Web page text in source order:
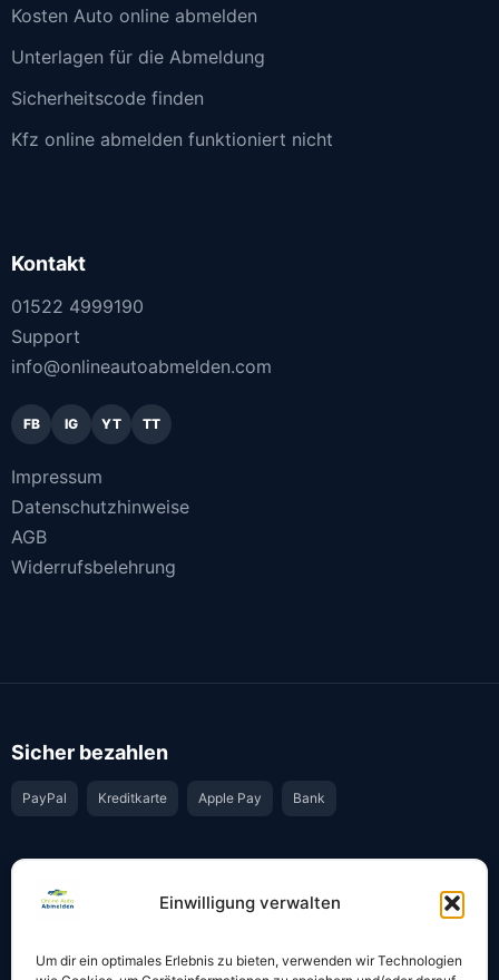
Einwilligung verwalten
Um dir ein optimales Erlebnis zu bieten, verwenden wir Technologien
Kosten Auto online abmelden
Unterlagen für die Abmeldung
Sicherheitscode finden
Kfz online abmelden funktioniert nicht
Kontakt
01522 4999190
Support
info@onlineautoabmelden.com
FB IG YT TT
Impressum
Datenschutzhinweise
AGB
Widerrufsbelehrung
Sicher bezahlen
PayPal Kreditkarte Apple Pay Bank
Bestätigung per E-Mail Support per WhatsApp